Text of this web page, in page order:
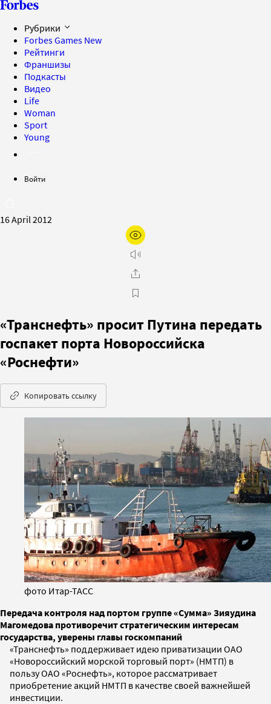
Рубрики
Forbes Games New
Рейтинги
Франшизы
Подкасты
Видео
Life
Woman
Sport
Young
Войти
16 April 2012
«Транснефть» просит Путина передать
госпакет порта Новороссийска
«Роснефти»
Копировать ссылку
фото Итар-ТАСС
Передача контроля над портом группе «Сумма» Зияудина
Магомедова противоречит стратегическим интересам
государства, уверены главы госкомпаний
«Транснефть» поддерживает идею приватизации ОАО
«Новороссийский морской торговый порт» (НМТП) в
пользу ОАО «Роснефть», которое рассматривает
приобретение акций НМТП в качестве своей важнейшей
инвестиции.